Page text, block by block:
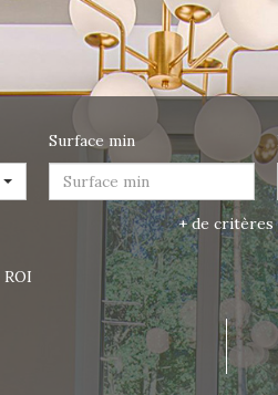
Surface min
+ de critères